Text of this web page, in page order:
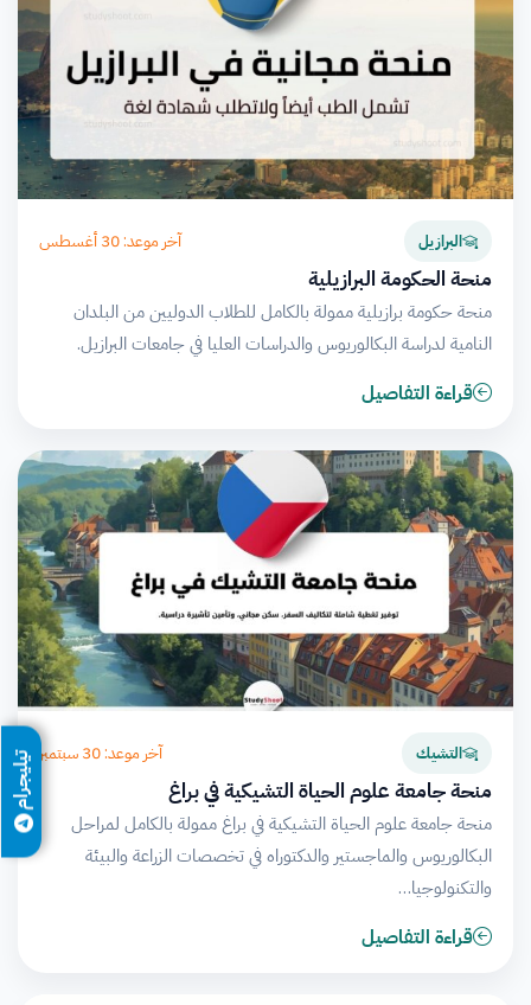
البرازيل آخر موعد: 30 أغسطس
منحة الحكومة البرازيلية
منحة حكومة برازيلية ممولة بالكامل للطلاب الدوليين من البلدان
النامية لدراسة البكالوريوس والدراسات العليا في جامعات البرازيل.
قراءة التفاصيل
التشيك آخر موعد: 30 سبتمبر
منحة جامعة علوم الحياة التشيكية في براغ
منحة جامعة علوم الحياة التشيكية في براغ ممولة بالكامل لمراحل
البكالوريوس والماجستير والدكتوراه في تخصصات الزراعة والبيئة
والتكنولوجيا…
قراءة التفاصيل
تيليجرام